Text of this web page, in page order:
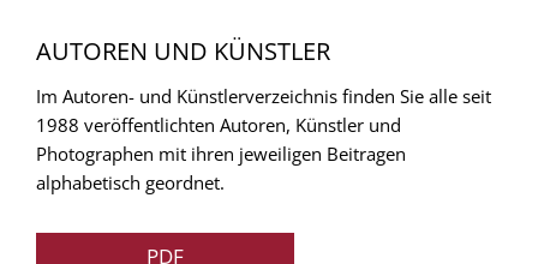
AUTOREN UND KÜNSTLER
Im Autoren- und Künstlerverzeichnis finden Sie alle seit
1988 veröffentlichten Autoren, Künstler und
Photographen mit ihren jeweiligen Beitragen
alphabetisch geordnet.
PDF